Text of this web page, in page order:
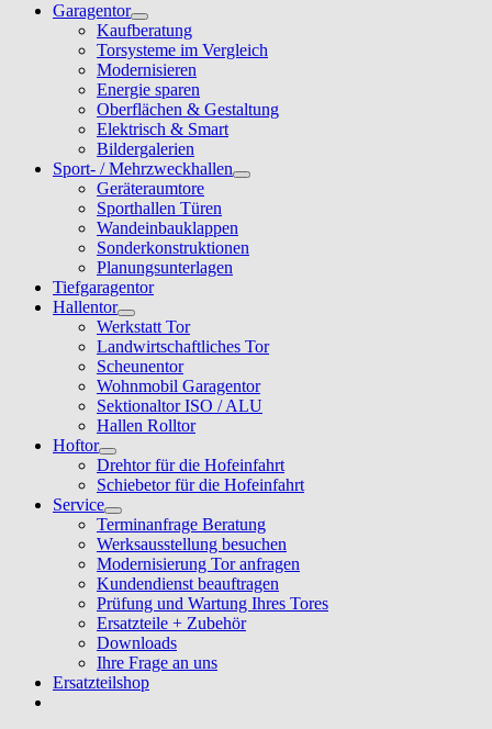
Garagentor
Kaufberatung
Torsysteme im Vergleich
Modernisieren
Energie sparen
Oberflächen & Gestaltung
Elektrisch & Smart
Bildergalerien
Sport- / Mehrzweckhallen
Geräteraumtore
Sporthallen Türen
Wandeinbauklappen
Sonderkonstruktionen
Planungsunterlagen
Tiefgaragentor
Hallentor
Werkstatt Tor
Landwirtschaftliches Tor
Scheunentor
Wohnmobil Garagentor
Sektionaltor ISO / ALU
Hallen Rolltor
Hoftor
Drehtor für die Hofeinfahrt
Schiebetor für die Hofeinfahrt
Service
Terminanfrage Beratung
Werksausstellung besuchen
Modernisierung Tor anfragen
Kundendienst beauftragen
Prüfung und Wartung Ihres Tores
Ersatzteile + Zubehör
Downloads
Ihre Frage an uns
Ersatzteilshop